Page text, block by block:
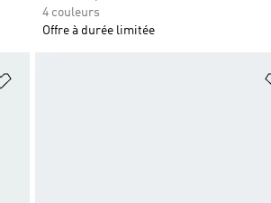
4 couleurs
Offre à durée limitée